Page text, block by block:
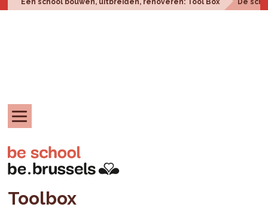
Een school bouwen, uitbreiden, renoveren: Tool Box De
Toolbox